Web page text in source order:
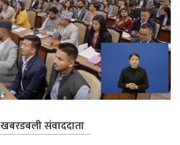
खबरडबली संवाददाता